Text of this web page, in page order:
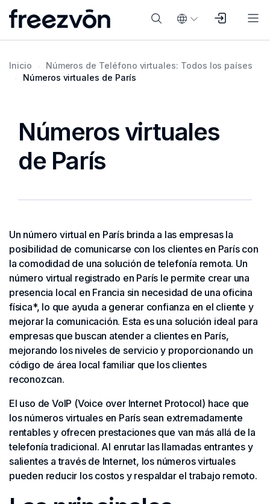
Inicio
Números de Teléfono virtuales: Todos los países
Números virtuales de París
Números virtuales
de París
Un número virtual en París brinda a las empresas la
posibilidad de comunicarse con los clientes en París con
la comodidad de una solución de telefonía remota. Un
número virtual registrado en París le permite crear una
presencia local en Francia sin necesidad de una oficina
física*, lo que ayuda a generar confianza en el cliente y
mejorar la comunicación. Esta es una solución ideal para
empresas que buscan atender a clientes en París,
mejorando los niveles de servicio y proporcionando un
código de área local familiar que los clientes
reconozcan.
El uso de VoIP (Voice over Internet Protocol) hace que
los números virtuales en París sean extremadamente
rentables y ofrecen prestaciones que van más allá de la
telefonía tradicional. Al enrutar las llamadas entrantes y
salientes a través de Internet, los números virtuales
pueden reducir los costos y respaldar el trabajo remoto.